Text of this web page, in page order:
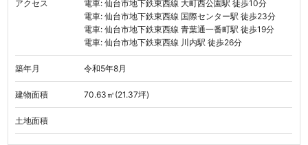
アクセス
電車: 仙台市地下鉄東西線 大町西公園駅 徒歩10分
電車: 仙台市地下鉄東西線 国際センター駅 徒歩23分
電車: 仙台市地下鉄東西線 青葉通一番町駅 徒歩19分
電車: 仙台市地下鉄東西線 川内駅 徒歩26分
築年月 令和5年8月
建物面積 70.63㎡(21.37坪)
土地面積